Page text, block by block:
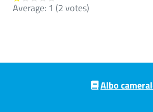
Average: 1 (2votes)
Pre footer navigation
Albo